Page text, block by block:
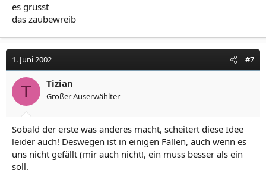
es grüsst
das zaubewreib
1. Juni 2002 #7
T Tizian
Großer Auserwählter
Sobald der erste was anderes macht, scheitert diese Idee
leider auch! Deswegen ist in einigen Fällen, auch wenn es
uns nicht gefällt (mir auch nicht!, ein muss besser als ein
soll.